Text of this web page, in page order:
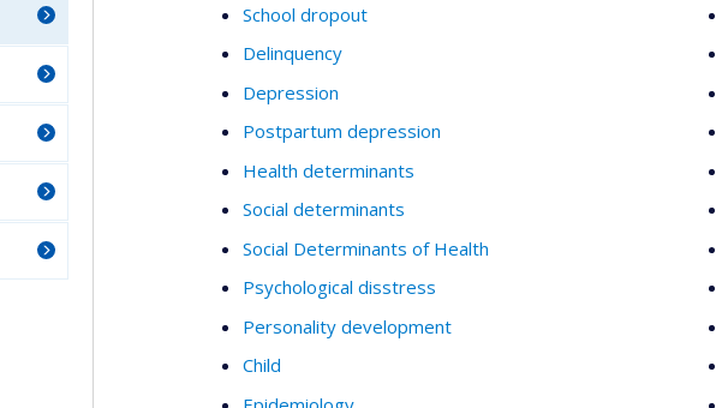
School dropout
Delinquency
Depression
Postpartum depression
Health determinants
Social determinants
Social Determinants of Health
Psychological disstress
Personality development
Child